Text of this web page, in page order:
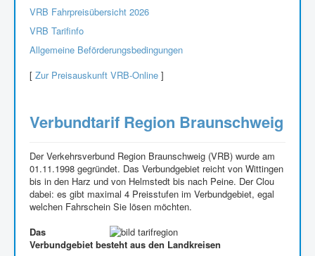
VRB Fahrpreisübersicht 2026
VRB Tarifinfo
Allgemeine Beförderungsbedingungen
[ Zur Preisauskunft VRB-Online ]
Verbundtarif Region Braunschweig
Der Verkehrsverbund Region Braunschweig (VRB) wurde am
01.11.1998 gegründet. Das Verbundgebiet reicht von Wittingen
bis in den Harz und von Helmstedt bis nach Peine. Der Clou
dabei: es gibt maximal 4 Preisstufen im Verbundgebiet, egal
welchen Fahrschein Sie lösen möchten.
Das
Verbundgebiet besteht aus den Landkreisen